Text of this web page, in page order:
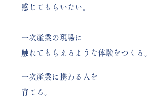
感じてもらいたい。
一次産業の現場に
触れてもらえるような体験をつくる。
一次産業に携わる人を
育てる。